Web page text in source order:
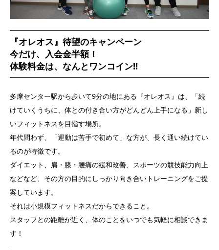
『オレオス』待望のキャンペーン
今だけ、入会金半額！
体験料金は、なんとワンコイン!!
多摩センター駅から歩いて9分の地にある『オレオス』は、「続
けていくうちに、体との付き合い方がどんどん上手になる」新し
いフィットネスを目指す場所。
年代問わず、「運動は苦手で初めて」な方が、長く通い続けてい
るのが特徴です。
ダイエット、肩・膝・腰痛の緩和改善、スポーツの競技能力向上
などなど、その方の目的にしっかり向き合いトレーニングをご提
案しています。
それは小規模フィットネスだからできること。
スタッフとの距離が近く、体のことをいつでも気軽に相談できま
す！